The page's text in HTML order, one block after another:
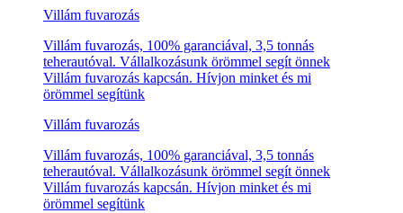
Villám fuvarozás
Villám fuvarozás, 100% garanciával, 3,5 tonnás
teherautóval. Vállalkozásunk örömmel segít önnek
Villám fuvarozás kapcsán. Hívjon minket és mi
örömmel segítünk
Villám fuvarozás
Villám fuvarozás, 100% garanciával, 3,5 tonnás
teherautóval. Vállalkozásunk örömmel segít önnek
Villám fuvarozás kapcsán. Hívjon minket és mi
örömmel segítünk